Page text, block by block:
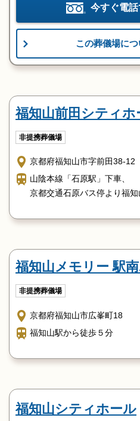
今すぐ電
この葬儀場に
福知山前田シティホ
非提携葬儀場
京都府福知山市字前田38-12
山陰本線「石原駅」下車、
京都交通石原バス停より福知
福知山メモリー 駅
非提携葬儀場
京都府福知山市広峯町18
福知山駅から徒歩５分
福知山シティホール